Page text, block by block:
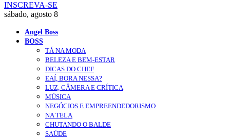
INSCREVA-SE
sábado, agosto 8
Angel Boss
BOSS
TÁ NA MODA
BELEZA E BEM-ESTAR
DICAS DO CHEF
EAÍ, BORA NESSA?
LUZ, CÂMERA E CRÍTICA
MÚSICA
NEGÓCIOS E EMPREENDEDORISMO
NA TELA
CHUTANDO O BALDE
SAÚDE